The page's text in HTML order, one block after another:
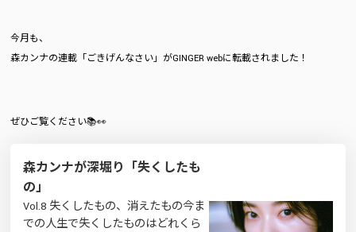
今月も、
森カンナの連載「ごきげんなさい」がGINGER webに転載されました！
ぜひご覧ください📚👀
森カンナが深堀り「失くしたも
の」
Vol.8 失くしたもの、消えたもの今ま
での人生で失くしたものはどれくら